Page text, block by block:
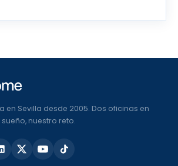
en Sevilla desde 2005. Dos oficinas en
nuestro reto.